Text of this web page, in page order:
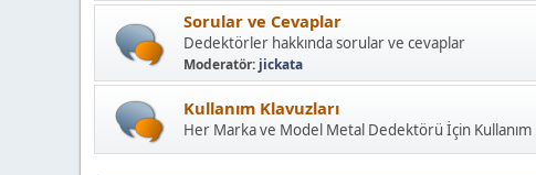
Sorular ve Cevaplar
Dedektörler hakkında sorular ve cevaplar
Moderatör: jickata
Kullanım Klavuzları
Her Marka ve Model Metal Dedektörü İçin Kullanım